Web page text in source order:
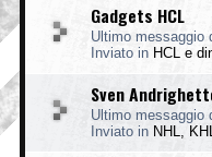
Gadgets HCL
Ultimo messaggio
Inviato in HCL e
Sven
Ultimo messaggio
Inviato in NHL,